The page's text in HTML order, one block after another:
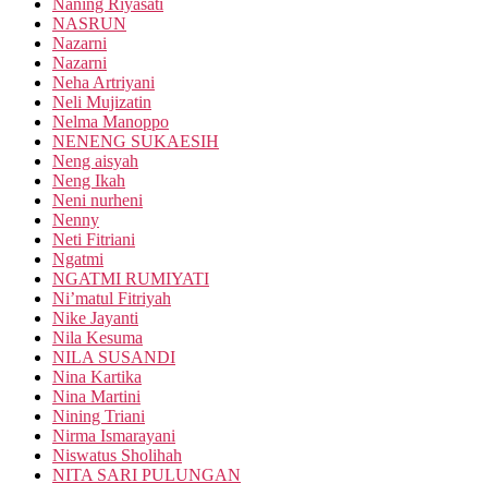
Naning Riyasati
NASRUN
Nazarni
Nazarni
Neha Artriyani
Neli Mujizatin
Nelma Manoppo
NENENG SUKAESIH
Neng aisyah
Neng Ikah
Neni nurheni
Nenny
Neti Fitriani
Ngatmi
NGATMI RUMIYATI
Ni’matul Fitriyah
Nike Jayanti
Nila Kesuma
NILA SUSANDI
Nina Kartika
Nina Martini
Nining Triani
Nirma Ismarayani
Niswatus Sholihah
NITA SARI PULUNGAN